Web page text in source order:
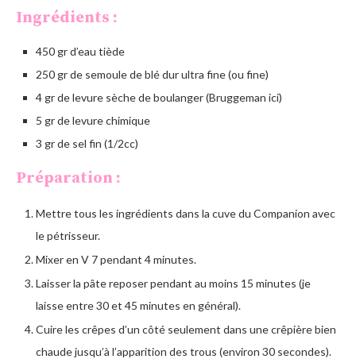
Ingrédients :
450 gr d’eau tiède
250 gr de semoule de blé dur ultra fine (ou fine)
4 gr de levure sèche de boulanger (Bruggeman ici)
5 gr de levure chimique
3 gr de sel fin (1/2cc)
Préparation :
Mettre tous les ingrédients dans la cuve du Companion avec
le pétrisseur.
Mixer en V 7 pendant 4 minutes.
Laisser la pâte reposer pendant au moins 15 minutes (je
laisse entre 30 et 45 minutes en général).
Cuire les crêpes d’un côté seulement dans une crêpière bien
chaude jusqu’à l’apparition des trous (environ 30 secondes).